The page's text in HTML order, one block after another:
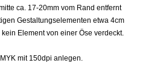
ca. 17-20mm vom Rand entfernt
Gestaltungselementen etwa 4cm
Element von einer Öse verdeckt.
mit 150dpi anlegen.